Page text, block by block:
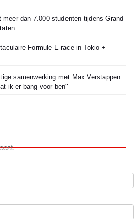
meer dan 7.000 studenten tijdens Grand
Formule E-race in Tokio +
samenwerking met Max Verstappen
ik er bang voor ben"